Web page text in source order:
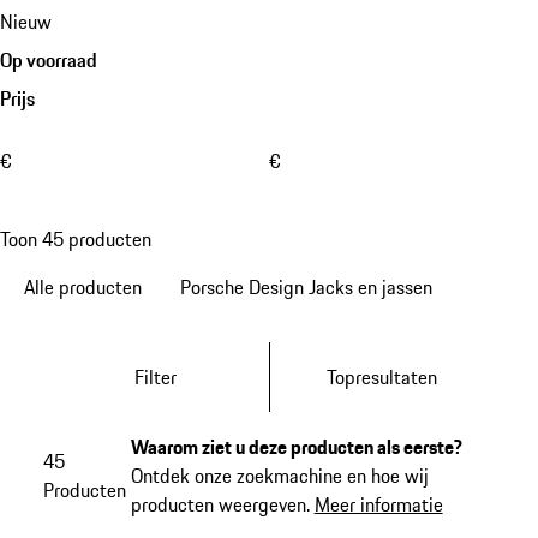
Nieuw
Op voorraad
Prijs
€ €
Toon 45 producten
Alle producten
Porsche Design Jacks en jassen
Filter Topresultaten
45
Producten
Waarom ziet u deze producten als eerste?
Ontdek onze zoekmachine en hoe wij
producten weergeven. Meer informatie